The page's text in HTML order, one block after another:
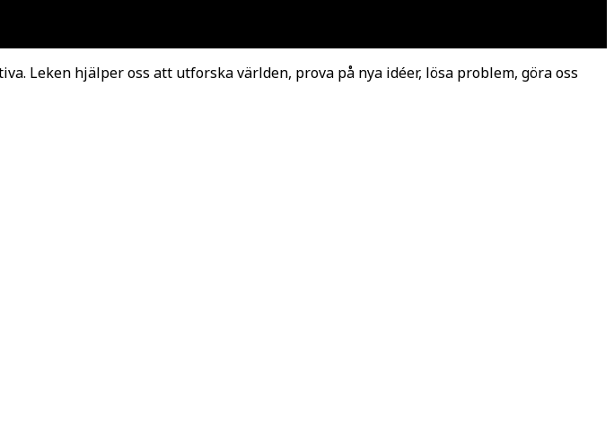
Leken hjälper oss att utforska världen, prova på nya idéer, lösa problem, göra oss